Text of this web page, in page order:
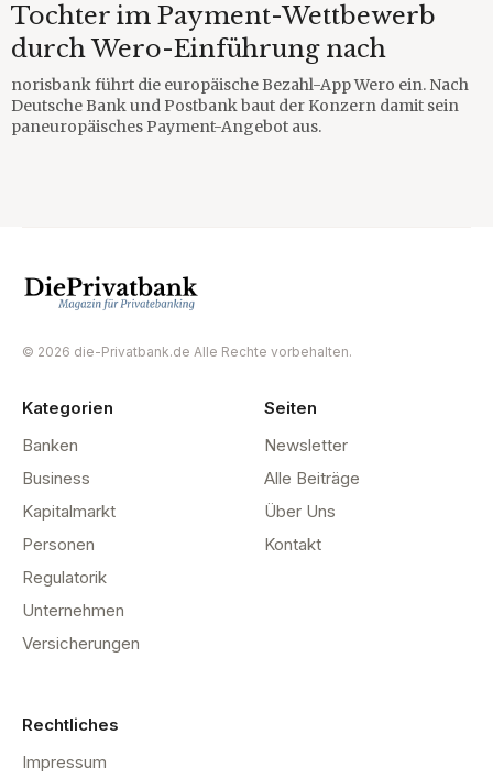
Tochter im Payment-Wettbewerb
durch Wero-Einführung nach
norisbank führt die europäische Bezahl-App Wero ein. Nach
Deutsche Bank und Postbank baut der Konzern damit sein
paneuropäisches Payment-Angebot aus.
© 2026 die-Privatbank.de Alle Rechte vorbehalten.
Kategorien
Banken
Business
Kapitalmarkt
Personen
Regulatorik
Unternehmen
Versicherungen
Seiten
Newsletter
Alle Beiträge
Über Uns
Kontakt
Rechtliches
Impressum